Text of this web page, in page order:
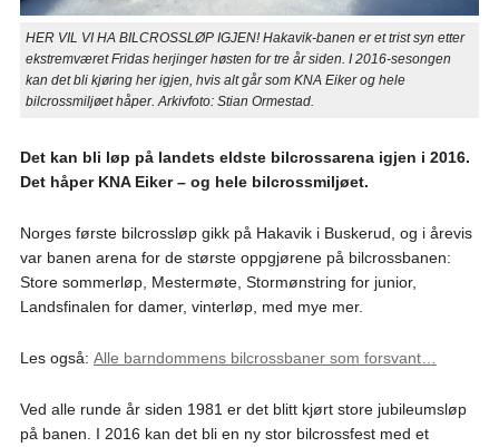
HER VIL VI HA BILCROSSLØP IGJEN! Hakavik-banen er et trist syn etter
ekstremværet Fridas herjinger høsten for tre år siden. I 2016-sesongen
kan det bli kjøring her igjen, hvis alt går som KNA Eiker og hele
bilcrossmiljøet håper. Arkivfoto: Stian Ormestad.
Det kan bli løp på landets eldste bilcrossarena igjen i 2016.
Det håper KNA Eiker – og hele bilcrossmiljøet.
Norges første bilcrossløp gikk på Hakavik i Buskerud, og i årevis
var banen arena for de største oppgjørene på bilcrossbanen:
Store sommerløp, Mestermøte, Stormønstring for junior,
Landsfinalen for damer, vinterløp, med mye mer.
Les også: Alle barndommens bilcrossbaner som forsvant…
Ved alle runde år siden 1981 er det blitt kjørt store jubileumsløp
på banen. I 2016 kan det bli en ny stor bilcrossfest med et